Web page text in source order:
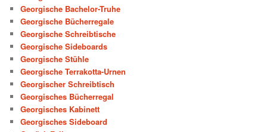
Georgische Bachelor-Truhe
Georgische Bücherregale
Georgische Schreibtische
Georgische Sideboards
Georgische Stühle
Georgische Terrakotta-Urnen
Georgischer Schreibtisch
Georgisches Bücherregal
Georgisches Kabinett
Georgisches Sideboard